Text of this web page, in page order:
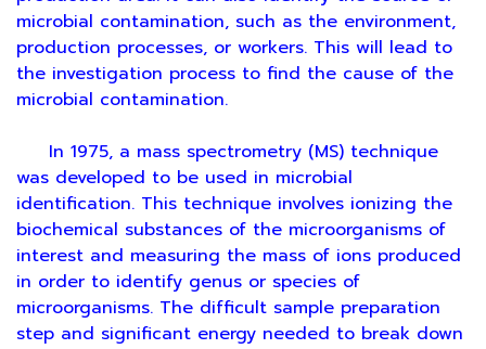
microbial contamination, such as the environment,
production processes, or workers. This will lead to
the investigation process to find the cause of the
microbial contamination.
In 1975, a mass spectrometry (MS) technique
was developed to be used in microbial
identification. This technique involves ionizing the
biochemical substances of the microorganisms of
interest and measuring the mass of ions produced
in order to identify genus or species of
microorganisms. The difficult sample preparation
step and significant energy needed to break down